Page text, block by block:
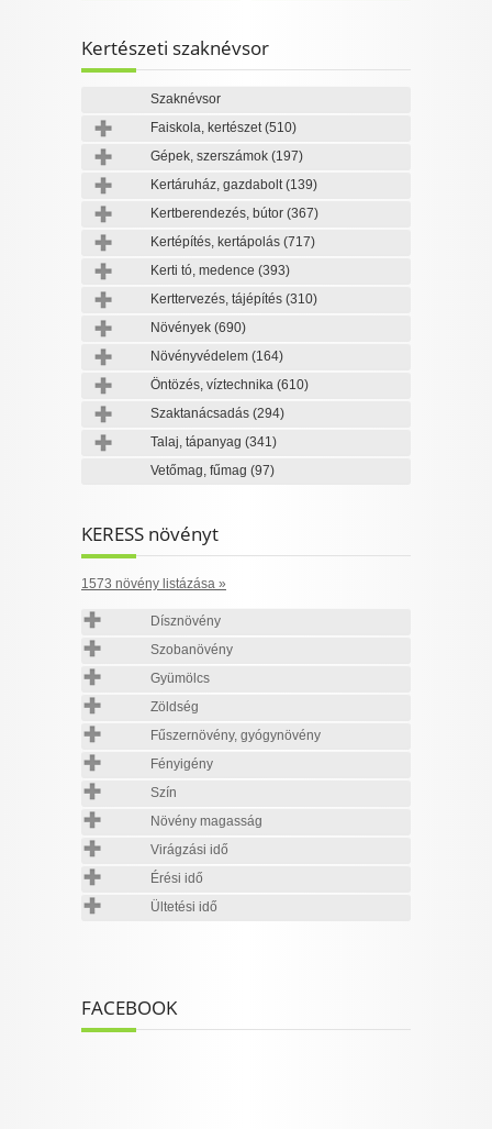
Kertészeti szaknévsor
Szaknévsor
Faiskola, kertészet(510)
Gépek, szerszámok (197)
Kertáruház, gazdabolt(139)
Kertberendezés, bútor (367)
Kertépítés, kertápolás (717)
Kerti tó, medence (393)
Kerttervezés, tájépítés (310)
Növények (690)
Növényvédelem (164)
Öntözés, víztechnika (610)
Szaktanácsadás (294)
Talaj, tápanyag (341)
Vetőmag, fűmag (97)
KERESS növényt
1573 növény listázása »
Dísznövény
Szobanövény
Gyümölcs
Zöldség
Fűszernövény, gyógynövény
Fényigény
Szín
Növény magasság
Virágzási idő
Érési idő
Ültetési idő
FACEBOOK